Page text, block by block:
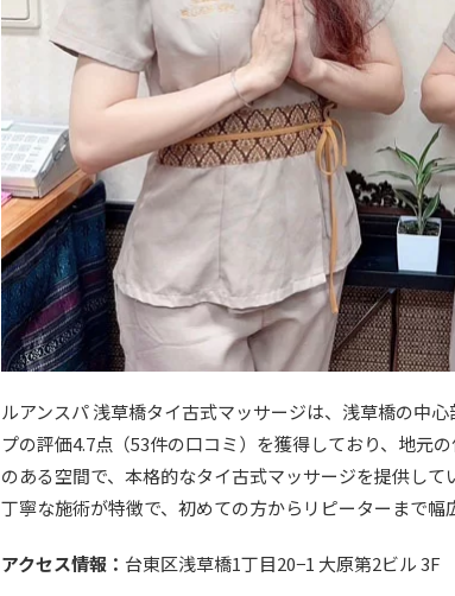
ルアンスパ 浅草橋タイ古式マッサージは、浅草橋の中
プの評価4.7点（53件の口コミ）を獲得しており、地元
のある空間で、本格的なタイ古式マッサージを提供して
丁寧な施術が特徴で、初めての方からリピーターまで幅
アクセス情報： 台東区浅草橋1丁目20−1 大原第2ビル 3F